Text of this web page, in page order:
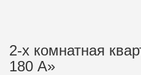
2-х комнатная
180 А»